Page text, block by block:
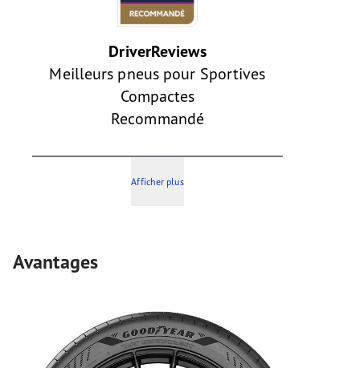
DriverReviews
Meilleurs pneus pour Sportives
Compactes
Recommandé
Afficher plus
Avantages